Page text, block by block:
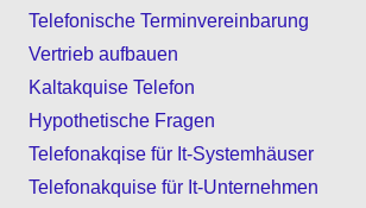
Telefonische Terminvereinbarung
Vertrieb aufbauen
Kaltakquise Telefon
Hypothetische Fragen
Telefonakqise für It‑Systemhäuser
Telefonakquise für It-Unternehmen